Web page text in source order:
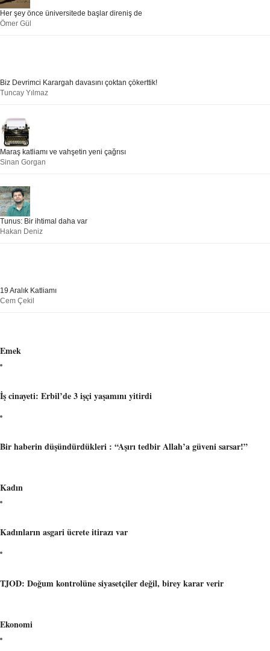
Her şey önce üniversitede başlar direniş de
Ömer Gül
Biz Devrimci Karargah davasını çoktan çökerttik!
Tuncay Yılmaz
Maraş katliamı ve vahşetin yeni çağrısı
Sinan Gorgan
Tunus: Bir ihtimal daha var
Hakan Deniz
19 Aralık Katliamı
Cem Çekil
Emek
İş cinayeti: Erbil’de 3 işçi yaşamını yitirdi
Bir haberin düşündürdükleri : “Aşırı tedbir Allah’a güveni sarsar!”
Kadın
Kadınların asgari ücrete itirazı var
TJOD: Doğum kontrolüne siyasetçiler değil, birey karar verir
Ekonomi